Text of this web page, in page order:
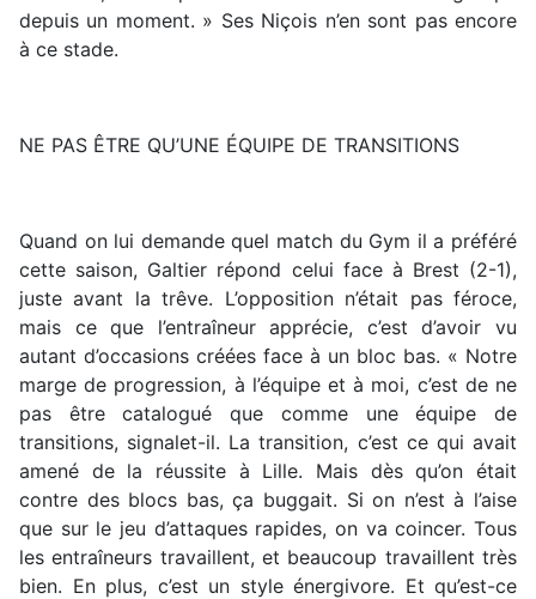
depuis un moment. » Ses Niçois n’en sont pas encore
à ce stade.
NE PAS ÊTRE QU’UNE ÉQUIPE DE TRANSITIONS
Quand on lui demande quel match du Gym il a préféré
cette saison, Galtier répond celui face à Brest (2-1),
juste avant la trêve. L’opposition n’était pas féroce,
mais ce que l’entraîneur apprécie, c’est d’avoir vu
autant d’occasions créées face à un bloc bas. « Notre
marge de progression, à l’équipe et à moi, c’est de ne
pas être catalogué que comme une équipe de
transitions, signalet-il. La transition, c’est ce qui avait
amené de la réussite à Lille. Mais dès qu’on était
contre des blocs bas, ça buggait. Si on n’est à l’aise
que sur le jeu d’attaques rapides, on va coincer. Tous
les entraîneurs travaillent, et beaucoup travaillent très
bien. En plus, c’est un style énergivore. Et qu’est-ce